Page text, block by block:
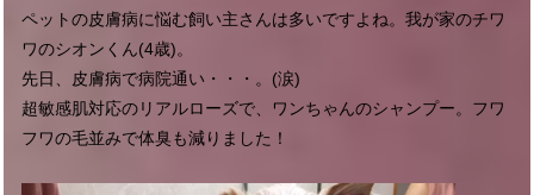
ペットの皮膚病に悩む飼い主さんは多いですよね。我が家のチワ
ワのシオンくん(4歳)。
先日、皮膚病で病院通い・・・。(涙)
超敏感肌対応のリアルローズで、ワンちゃんのシャンプー。フワ
フワの毛並みで体臭も減りました！